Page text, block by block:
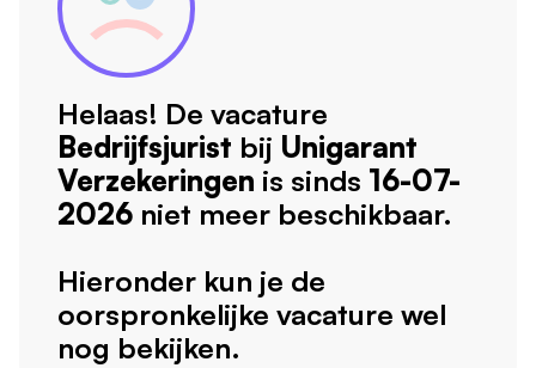
Helaas! De vacature
Bedrijfsjurist bij Unigarant
Verzekeringen is sinds 16-07-
2026 niet meer beschikbaar.
Hieronder kun je de
oorspronkelijke vacature wel
nog bekijken.